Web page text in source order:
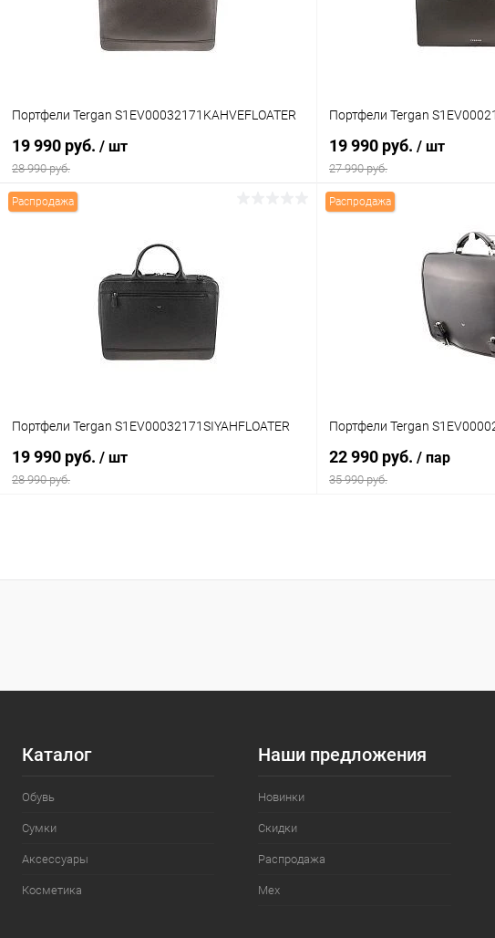
Портфели Tergan S1EV00032171KAHVEFLOATER
19 990 руб. / шт
28 990 руб.
В наличии
Портфели Tergan
19 990 руб. / шт
27 990 руб.
Купить в 1 клик
Распродажа
Портфели Tergan S1EV00032171SIYAHFLOATER
19 990 руб. / шт
28 990 руб.
Купить в 1 клик Сравнение
Распродажа
Портфели Tergan
22 990 руб. / пар
35 990 руб.
Купить в 1 клик
Каталог
Обувь
Сумки
Аксессуары
Косметика
Наши предложения
Новинки
Скидки
Распродажа
Мех